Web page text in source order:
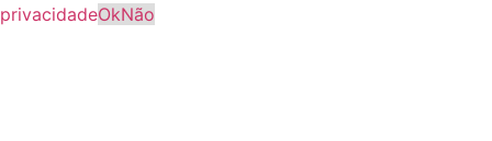
privacidadeOkNão